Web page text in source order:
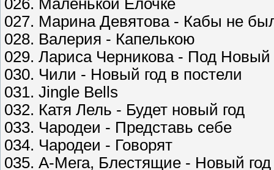
026. Маленькой Ёлочке
027. Марина Девятова - Кабы не
028. Валерия - Капелькою
029. Лариса Черникова - Под Новый
030. Чили - Новый год в постели
031. Jingle Bells
032. Катя Лель - Будет новый год
033. Чародеи - Представь себе
034. Чародеи - Говорят
035. А-Мега, Блестящие - Новый год